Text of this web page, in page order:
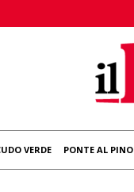
VERDE PONTE AL PINO